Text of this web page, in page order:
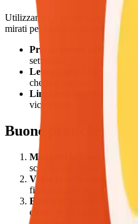
Utilizzando il nostro Generatore
mirati per qualsiasi materia:
Preparazione agli esami
:
settimana.
Letteratura
che stai leggendo.
Lingue straniere
viceversa).
Buone pratiche per
Mantieni la concentrazione
schema per non
Varia la difficoltà
: Includi
fiducia e altri più difficili per
Banco di parole
: Per gli
elenco delle parole in fondo